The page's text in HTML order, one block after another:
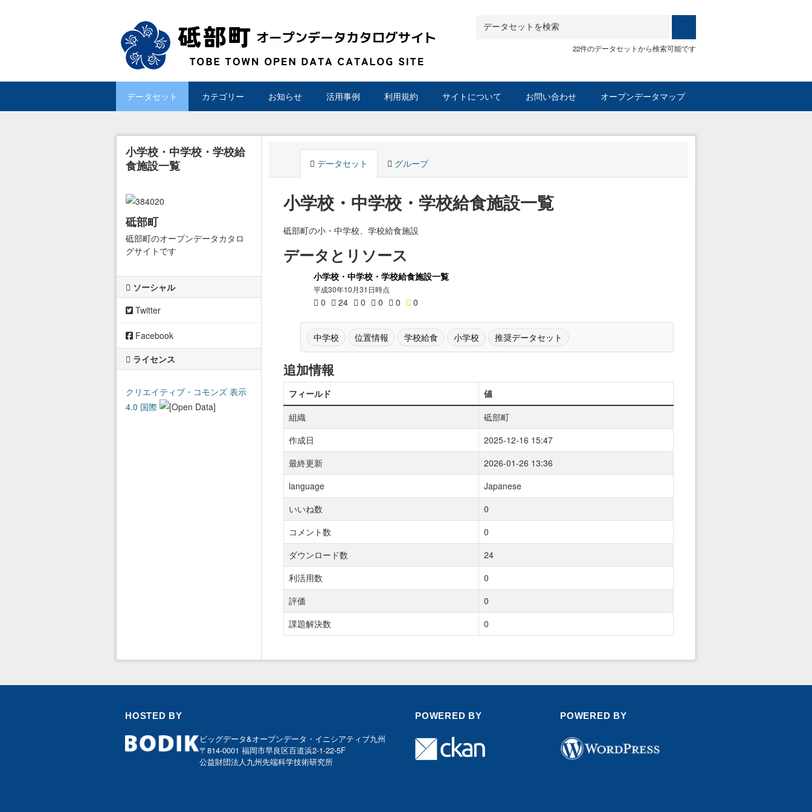
22件のデータセットから検索可能です
データセット カテゴリー お知らせ 活用事例 利用規約 サイトについて お問い合わせ オープンデータマップ
小学校・中学校・学校給
食施設一覧
砥部町
砥部町のオープンデータカタロ
グサイトです
ソーシャル
Twitter
Facebook
ライセンス
クリエイティブ・コモンズ 表示
4.0 国際
データセット グループ
小学校・中学校・学校給食施設一覧
砥部町の小・中学校、学校給食施設
データとリソース
小学校・中学校・学校給食施設一覧
平成30年10月31日時点
0 24 0 0 0 0
中学校 位置情報 学校給食 小学校 推奨データセット
追加情報
フィールド
値
組織
砥部町
作成日
2025-12-16 15:47
最終更新
2026-01-26 13:36
language
Japanese
いいね数
0
コメント数
0
ダウンロード数
24
利活用数
0
評価
0
課題解決数
0
HOSTED BY
ビッグデータ&オープンデータ・イニシアティブ九州
〒814-0001 福岡市早良区百道浜2-1-22-5F
公益財団法人九州先端科学技術研究所
POWERED BY POWERED BY